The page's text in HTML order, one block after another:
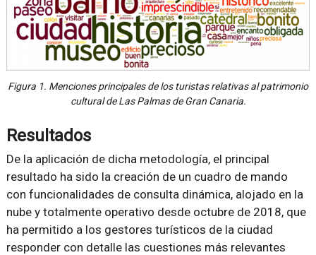
Figura 1. Menciones principales de los turistas relativas al patrimonio
cultural de Las Palmas de Gran Canaria.
Resultados
De la aplicación de dicha metodología, el principal
resultado ha sido la creación de un cuadro de mando
con funcionalidades de consulta dinámica, alojado en la
nube y totalmente operativo desde octubre de 2018, que
ha permitido a los gestores turísticos de la ciudad
responder con detalle las cuestiones más relevantes